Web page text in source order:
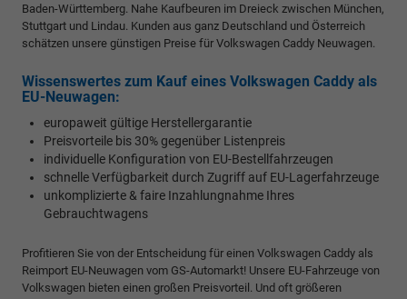
Baden-Württemberg. Nahe Kaufbeuren im Dreieck zwischen München,
Stuttgart und Lindau. Kunden aus ganz Deutschland und Österreich
schätzen unsere günstigen Preise für Volkswagen Caddy Neuwagen.
Wissenswertes zum Kauf eines Volkswagen Caddy als
EU-Neuwagen:
europaweit gültige Herstellergarantie
Preisvorteile bis 30% gegenüber Listenpreis
individuelle Konfiguration von EU-Bestellfahrzeugen
schnelle Verfügbarkeit durch Zugriff auf EU-Lagerfahrzeuge
unkomplizierte & faire Inzahlungnahme Ihres
Gebrauchtwagens
Profitieren Sie von der Entscheidung für einen Volkswagen Caddy als
Reimport EU-Neuwagen vom GS-Automarkt! Unsere EU-Fahrzeuge von
Volkswagen bieten einen großen Preisvorteil. Und oft größeren